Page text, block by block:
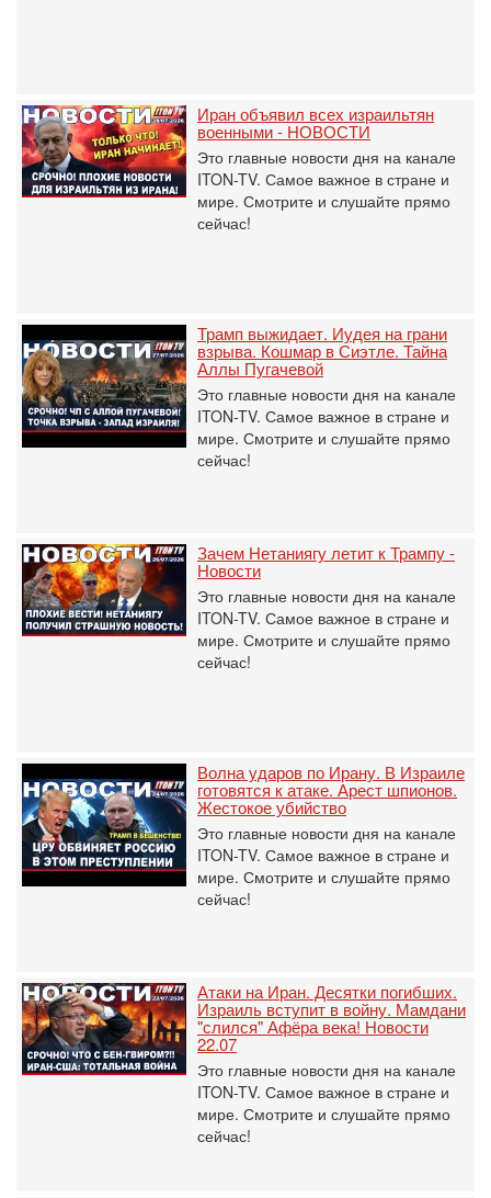
Иран объявил всех израильтян
военными - НОВОСТИ
Это главные новости дня на канале
ITON-TV. Самое важное в стране и
мире. Смотрите и слушайте прямо
сейчас!
Трамп выжидает. Иудея на грани
взрыва. Кошмар в Сиэтле. Тайна
Аллы Пугачевой
Это главные новости дня на канале
ITON-TV. Самое важное в стране и
мире. Смотрите и слушайте прямо
сейчас!
Зачем Нетаниягу летит к Трампу -
Новости
Это главные новости дня на канале
ITON-TV. Самое важное в стране и
мире. Смотрите и слушайте прямо
сейчас!
Волна ударов по Ирану. В Израиле
готовятся к атаке. Арест шпионов.
Жестокое убийство
Это главные новости дня на канале
ITON-TV. Самое важное в стране и
мире. Смотрите и слушайте прямо
сейчас!
Атаки на Иран. Десятки погибших.
Израиль вступит в войну. Мамдани
"слился" Афёра века! Новости
22.07
Это главные новости дня на канале
ITON-TV. Самое важное в стране и
мире. Смотрите и слушайте прямо
сейчас!